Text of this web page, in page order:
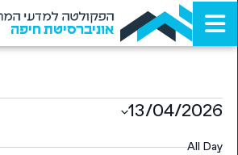
הפקולטה למדעי
אוניברסיטת חיפה
13/04/2026
date.
All Day